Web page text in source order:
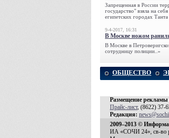
Запрещенная в России
государство" взяла на
египетских городах
9-4-2017, 16:31
В Москве ножом
В Москве в
сотрудницу полиции..»
ОБЩЕСТВО
Размещение
Прайс-лист, (8622) 37-
Редакция:
2009–2013 ©
ИА «СОЧИ 24», св-во